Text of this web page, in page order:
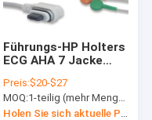
Führungs-HP Holters
ECG AHA 7 Jacke
Serra
Preis:$20-$27
MOQ:1-teilig (mehr Menge mit besserem Rabatt)